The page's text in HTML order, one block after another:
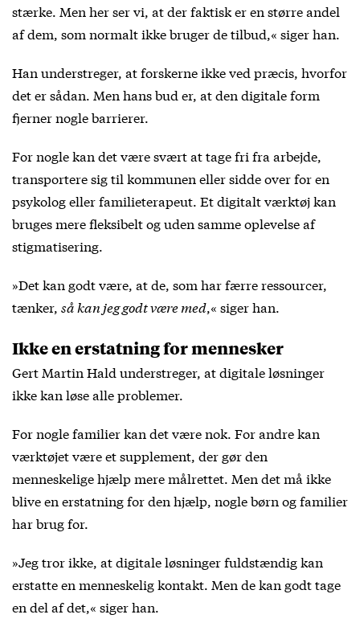
stærke. Men her ser vi, at der faktisk er en større andel
af dem, som normalt ikke bruger de tilbud,« siger han.
Han understreger, at forskerne ikke ved præcis, hvorfor
det er sådan. Men hans bud er, at den digitale form
fjerner nogle barrierer.
For nogle kan det være svært at tage fri fra arbejde,
transportere sig til kommunen eller sidde over for en
psykolog eller familieterapeut. Et digitalt værktøj kan
bruges mere fleksibelt og uden samme oplevelse af
stigmatisering.
»Det kan godt være, at de, som har færre ressourcer,
tænker, så kan jeg godt være med ,« siger han.
Ikke en erstatning for mennesker
Gert Martin Hald understreger, at digitale løsninger
ikke kan løse alle problemer.
For nogle familier kan det være nok. For andre kan
værktøjet være et supplement, der gør den
menneskelige hjælp mere målrettet. Men det må ikke
blive en erstatning for den hjælp, nogle børn og familier
har brug for.
»Jeg tror ikke, at digitale løsninger fuldstændig kan
erstatte en menneskelig kontakt. Men de kan godt tage
en del af det,« siger han.